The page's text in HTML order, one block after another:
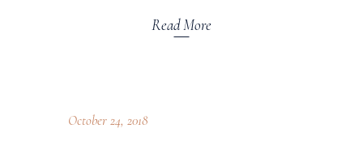
Read More
October 24, 2018